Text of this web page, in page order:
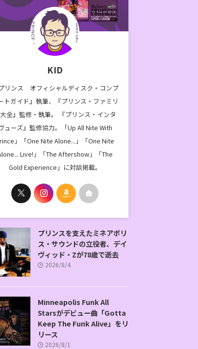
KID
リンス オフィシャルディスク・コンプ
トガイド』執筆、『プリンス・ファミリ
全』監修・執筆。 『プリンス・インタ
ューズ』監修協力。「Up All Nite With
」「One Nite Alone...」「One Nite
Live!」「The Aftershow」「The
Gold Experience」に対談掲載。
プリンスを支えたミネアポリ
ス・サウンドの立役者、デイ
ヴィッド・Zが78歳で逝去
2026/8/4
Minneapolis Funk All
Starsがデビュー曲「Gotta
Keep The Funk Alive」をリ
リース
2026/8/1